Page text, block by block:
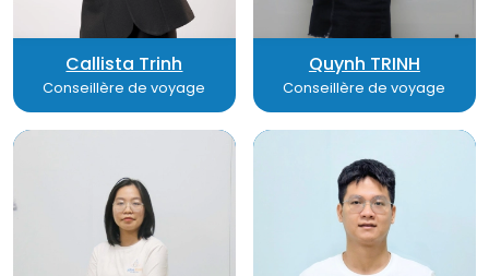
Callista Trinh
Conseillère de voyage
Quynh TRINH
Conseillère de voyage